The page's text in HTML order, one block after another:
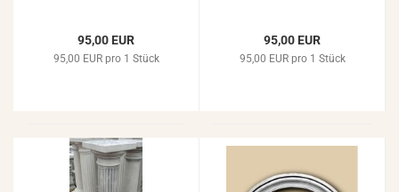
95,00 EUR
95,00 EUR pro 1 Stück
95,00 EUR
95,00 EUR pro 1 Stück